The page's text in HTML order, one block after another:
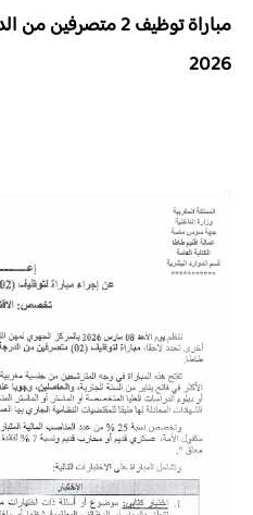
مباراة توظيف2 متصرفين من الدرجة الثانية
2026